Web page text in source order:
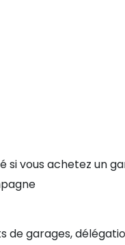
si vous achetez un
de garages,